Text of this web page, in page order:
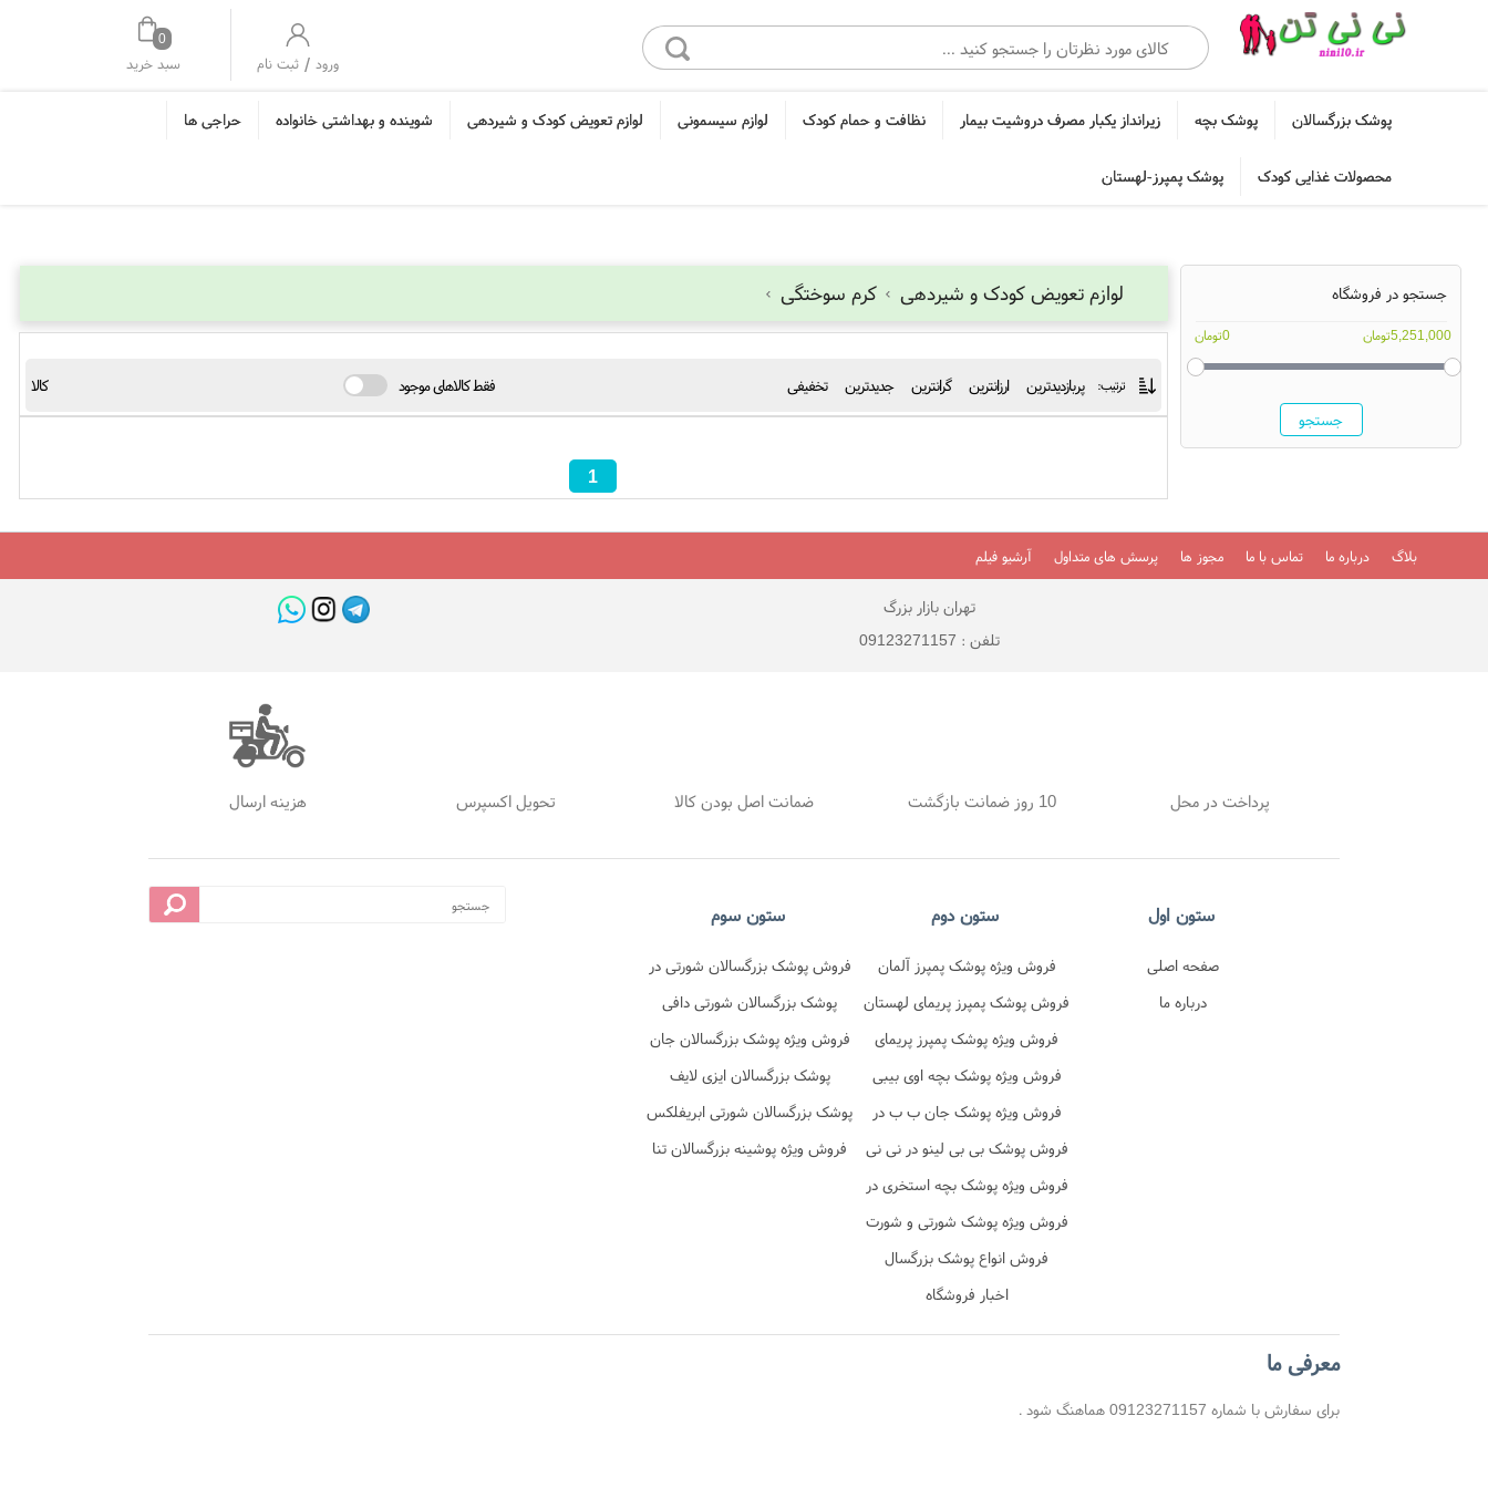
0
سبد خرید ورود / ثبت نام
پوشک بزرگسالان پوشک بچه زیرانداز یکبار مصرف دروشیت بیمار نظافت و حمام کودک لوازم سیسمونی لوازم تعویض کودک و شیردهی شوینده و بهداشتی خانواده حراجی ها
محصولات غذایی کودک پوشک پمپرز-لهستان
جستجو در فروشگاه
5,251,000تومان 0تومان
جستجو
لوازم تعویض کودک و شیردهی کرم سوختگی
ترتیب: پربازدیدترین ارزانترین گرانترین جدیدترین تخفیفی فقط کالاهای موجود کالا
1
بلاگ درباره ما تماس با ما مجوز ها پرسش های متداول آرشیو فیلم
تهران بازار بزرگ
تلفن : 09123271157
پرداخت در محل 10 روز ضمانت بازگشت ضمانت اصل بودن کالا تحویل اکسپرس هزینه ارسال
ستون اول
صفحه اصلی
درباره ما
ستون دوم
فروش ویژه پوشک پمپرز آلمان
اصل در نی نی تن
فروش پوشک پمپرز پریمای لهستان
در نی نی تن
فروش ویژه پوشک پمپرز پریمای
ترک در نی نی تن
فروش ویژه پوشک بچه اوی بیبی
فروش ویژه پوشک جان ب ب در
نی نی تن
فروش پوشک بی بی لینو در نی نی
تن
فروش ویژه پوشک بچه استخری در
نی نی تن
فروش ویژه پوشک شورتی و شورت
آموزشی در نی نی تن
فروش انواع پوشک بزرگسال
اخبار فروشگاه
ستون سوم
فروش پوشک بزرگسالان شورتی در
فروشگاه نی نی تن
پوشک بزرگسالان شورتی دافی
فروش ویژه پوشک بزرگسالان جان
پد شورتی
پوشک بزرگسالان ایزی لایف
پوشک بزرگسالان شورتی ابریفلکس
فروش ویژه پوشینه بزرگسالان تنا
معرفی ما
برای سفارش با شماره 09123271157 هماهنگ شود .